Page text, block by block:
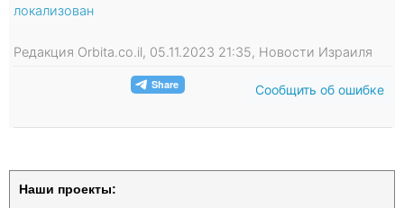
локализован
Редакция Orbita.co.il, 05.11.2023 21:35, Новости Израиля
Сообщить об ошибке
Наши проекты: